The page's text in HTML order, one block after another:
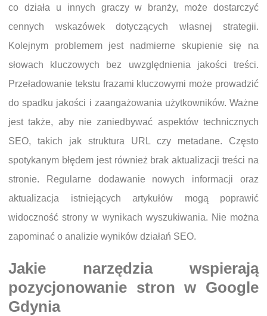
co działa u innych graczy w branży, może dostarczyć
cennych wskazówek dotyczących własnej strategii.
Kolejnym problemem jest nadmierne skupienie się na
słowach kluczowych bez uwzględnienia jakości treści.
Przeładowanie tekstu frazami kluczowymi może prowadzić
do spadku jakości i zaangażowania użytkowników. Ważne
jest także, aby nie zaniedbywać aspektów technicznych
SEO, takich jak struktura URL czy metadane. Często
spotykanym błędem jest również brak aktualizacji treści na
stronie. Regularne dodawanie nowych informacji oraz
aktualizacja istniejących artykułów mogą poprawić
widoczność strony w wynikach wyszukiwania. Nie można
zapominać o analizie wyników działań SEO.
Jakie narzędzia wspierają
pozycjonowanie stron w Google
Gdynia